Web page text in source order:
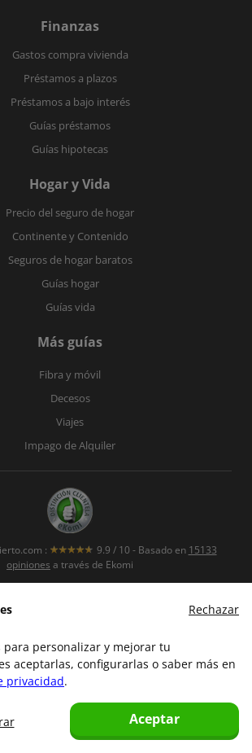
Rechazar
para personalizar y mejorar tu
aceptarlas, configurarlas o saber más en
privacidad.
Aceptar
Finanzas
Gastos compra vivienda
Préstamos a plazos
Préstamos a bajo interés
Guías préstamos
Guías hipotecas
Hogar y Vida
Precio del seguro de hogar
Continente y Contenido
Seguros de hogar baratos
Guías hogar
Guías vida
Más guías
Fibra y móvil
Decesos
Viajes
Impago de Alquiler
: 9.9 / 10 - Basado en 15133
opiniones a través de Ekomi
Contacto
Trabaja con nosotros
Canal de denuncias
Políticas de seguridad de la